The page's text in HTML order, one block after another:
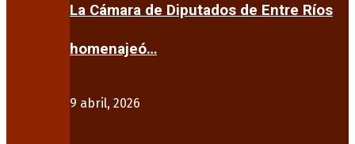
La Cámara de Diputados de Entre Ríos
homenajeó…
9 abril, 2026